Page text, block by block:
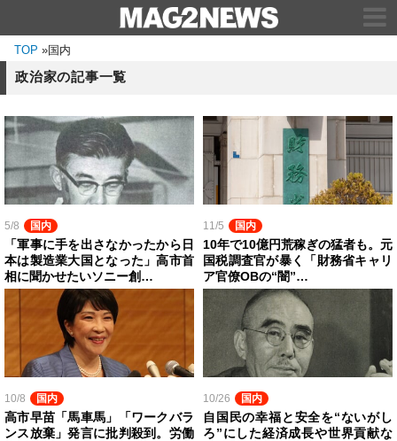
TOP »国内
政治家の記事一覧
5/8 国内
「軍事に手を出さなかったから日
本は製造業大国となった」高市首
相に聞かせたいソニー創…
11/5 国内
10年で10億円荒稼ぎの猛者も。元
国税調査官が暴く「財務省キャリ
ア官僚OBの“闇”…
10/8 国内
高市早苗「馬車馬」「ワークバラ
ンス放棄」発言に批判殺到。労働
10/26 国内
自国民の幸福と安全を“ないがし
ろ”にした経済成長や世界貢献な